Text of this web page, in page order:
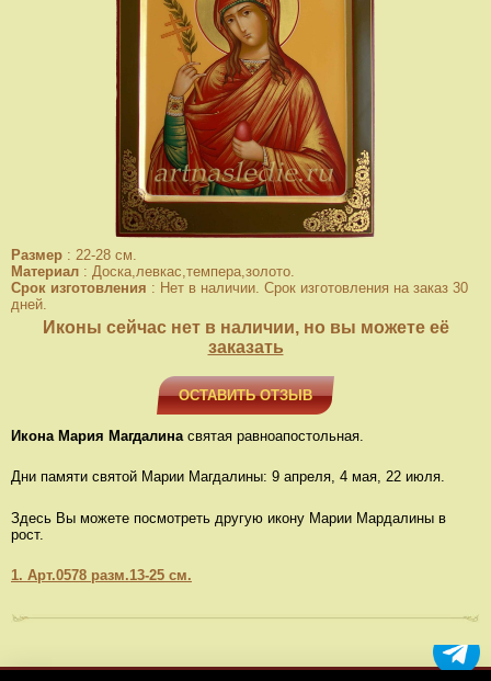
Размер : 22-28 см.
Материал : Доска,левкас,темпера,золото.
Срок изготовления : Нет в наличии. Срок изготовления на заказ 30
дней.
Иконы сейчас нет в наличии, но вы можете её
заказать
ОСТАВИТЬ ОТЗЫВ
Икона Мария Магдалина святая равноапостольная.
Дни памяти святой Марии Магдалины: 9 апреля, 4 мая, 22 июля.
Здесь Вы можете посмотреть другую икону Марии Мардалины в
рост.
1. Арт.0578 разм.13-25 см.